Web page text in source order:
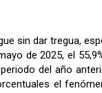
sin dar tregua,
de 2025, el
del año
el